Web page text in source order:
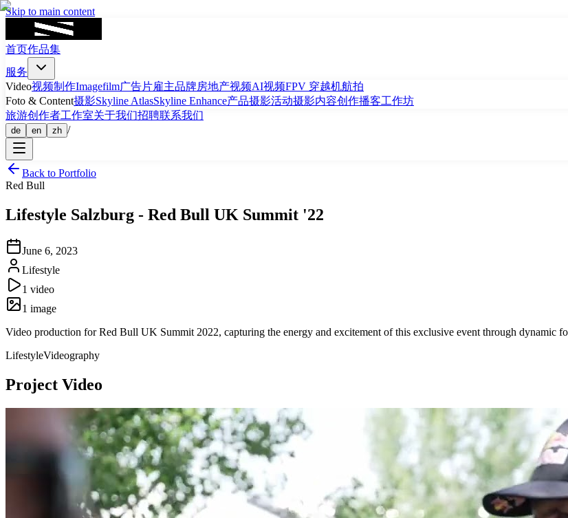
Skip to main content
首页作品集
服务
Video视频制作Imagefilm广告片雇主品牌房地产视频AI视频FPV 穿越机航拍
Foto & Content摄影Skyline AtlasSkyline Enhance产品摄影活动摄影内容创作播客工作坊
旅游创作者工作室关于我们招聘联系我们
de en zh /
Back to Portfolio
Red Bull
Lifestyle Salzburg - Red Bull UK Summit '22
June 6, 2023
Lifestyle
1 video
1 image
Video production for Red Bull UK Summit 2022, capturing the energy and excitement of this exclusive event through dynamic
LifestyleVideography
Project Video